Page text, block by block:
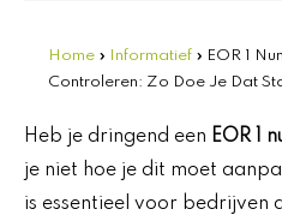
Home » Informatief » EOR 1
Controleren: Zo Doe Je Dat
Heb je dringend een EOR 1
je niet hoe je dit moet
is essentieel voor bedrijven